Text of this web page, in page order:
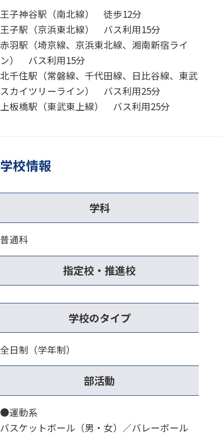
王子神谷駅（南北線） 徒歩12分
王子駅（京浜東北線） バス利用15分
赤羽駅（埼京線、京浜東北線、湘南新宿ライ
ン） バス利用15分
北千住駅（常磐線、千代田線、日比谷線、東武
スカイツリーライン） バス利用25分
上板橋駅（東武東上線） バス利用25分
学校情報
学科
普通科
指定校・推進校
学校のタイプ
全日制（学年制）
部活動
●運動系
バスケットボール（男・女）／バレーボール